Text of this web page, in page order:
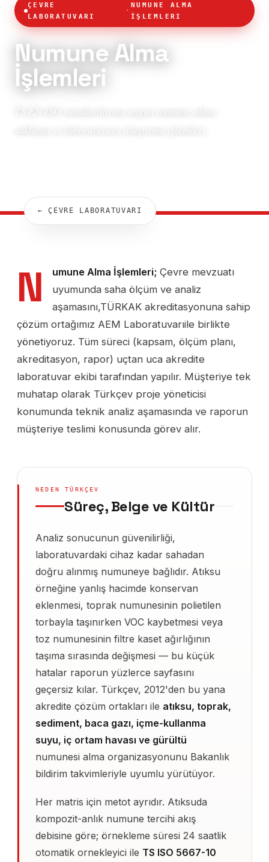
ÇEVRE
LABORATUVARI
·
NUMUNE ALMA
İŞLEMLERI
Numune Alma
İşlemleri
← ÇEVRE LABORATUVARI
N umune Alma İşlemleri; Çevre mevzuatı
uyumunda saha ölçüm ve analiz
aşamasını,TÜRKAK akreditasyonuna sahip
çözüm ortağımız AEM Laboratuvarıile birlikte
yönetiyoruz. Tüm süreci (kapsam, ölçüm planı,
akreditasyon, rapor) uçtan uca akredite
laboratuvar ekibi tarafından yapılır. Müşteriye tek
muhatap olarak Türkçev proje yöneticisi
konumunda teknik analiz aşamasında ve raporun
müşteriye teslimi konusunda görev alır.
NEDEN TÜRKÇEV
Süreç, Belge ve Kültür
Analiz sonucunun güvenilirliği,
laboratuvardaki cihaz kadar sahadan
doğru alınmış numuneye bağlıdır. Atıksu
örneğine yanlış hacimde konservan
eklenmesi, toprak numunesinin polietilen
torbayla taşınırken VOC kaybetmesi veya
toz numunesinin filtre kaset ağırlığının
taşıma sırasında değişmesi — bu küçük
hatalar raporun yüzlerce sayfasını
geçersiz kılar. Türkçev, 2012'den bu yana
akredite çözüm ortakları ile atıksu, toprak,
sediment, baca gazı, içme-kullanma
suyu, iç ortam havası ve gürültü
numunesi alma organizasyonunu Bakanlık
bildirim takvimleriyle uyumlu yürütüyor.
Her matris için metot ayrıdır. Atıksuda
kompozit-anlık numune tercihi akış
debisine göre; örnekleme süresi 24 saatlik
otomatik ornekleyici ile TS ISO 5667-10